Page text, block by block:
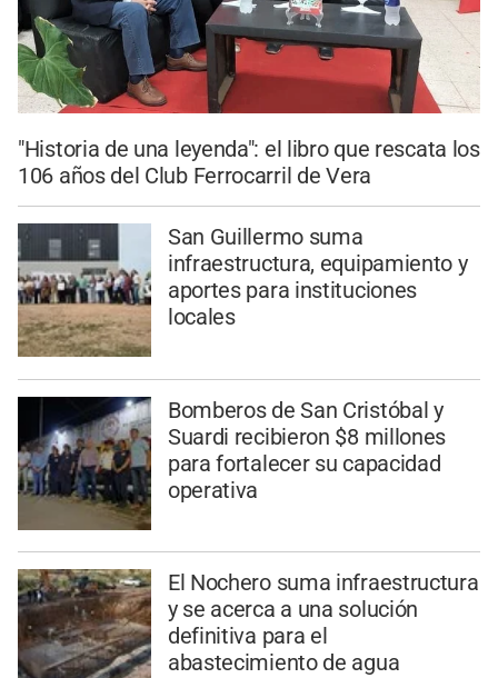
"Historia de una leyenda": el libro que rescata los
106 años del Club Ferrocarril de Vera
San Guillermo suma
infraestructura, equipamiento y
aportes para instituciones
locales
Bomberos de San Cristóbal y
Suardi recibieron $8 millones
para fortalecer su capacidad
operativa
El Nochero suma infraestructura
y se acerca a una solución
definitiva para el
abastecimiento de agua